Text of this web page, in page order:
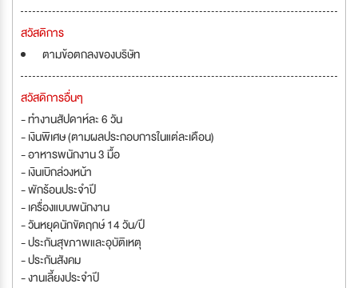
สวัสดิการ
ตามข้อตกลงของบริษัท
สวัสดิการอื่นๆ
- ทำงานสัปดาห์ละ 6 วัน
- เงินพิเศษ (ตามผลประกอบการในแต่ละเดือน)
- อาหารพนักงาน 3 มื้อ
- เงินเบิกล่วงหน้า
- พักร้อนประจำปี
- เครื่องแบบพนักงาน
- วันหยุดนักขัตฤกษ์ 14 วัน/ปี
- ประกันสุขภาพและอุบัติเหตุ
- ประกันสังคม
- งานเลี้ยงประจำปี